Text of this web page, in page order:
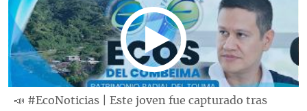
📣 #EcoNoticias | Este joven fue capturado tras